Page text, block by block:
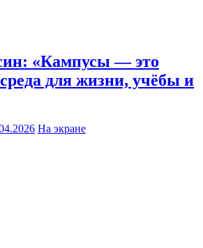
«Кампусы — это
для жизни, учёбы и
На экране